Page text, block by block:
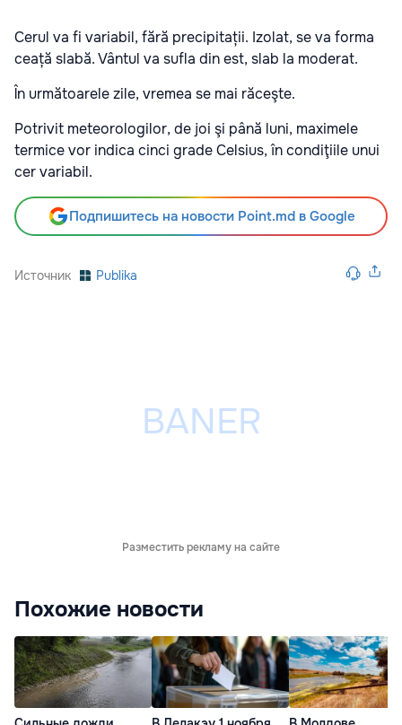
Cerul va fi variabil, fără precipitații. Izolat, se va forma
ceață slabă. Vântul va sufla din est, slab la moderat.
În următoarele zile, vremea se mai răceşte.
Potrivit meteorologilor, de joi şi până luni, maximele
termice vor indica cinci grade Celsius, în condiţiile unui
cer variabil.
Подпишитесь на новости Point.md в Google
Источник Publika
Разместить рекламу на сайте
Похожие новости